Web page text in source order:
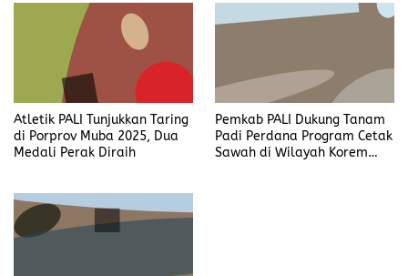
Atletik PALI Tunjukkan Taring
di Porprov Muba 2025, Dua
Medali Perak Diraih
Pemkab PALI Dukung Tanam
Padi Perdana Program Cetak
Sawah di Wilayah Korem